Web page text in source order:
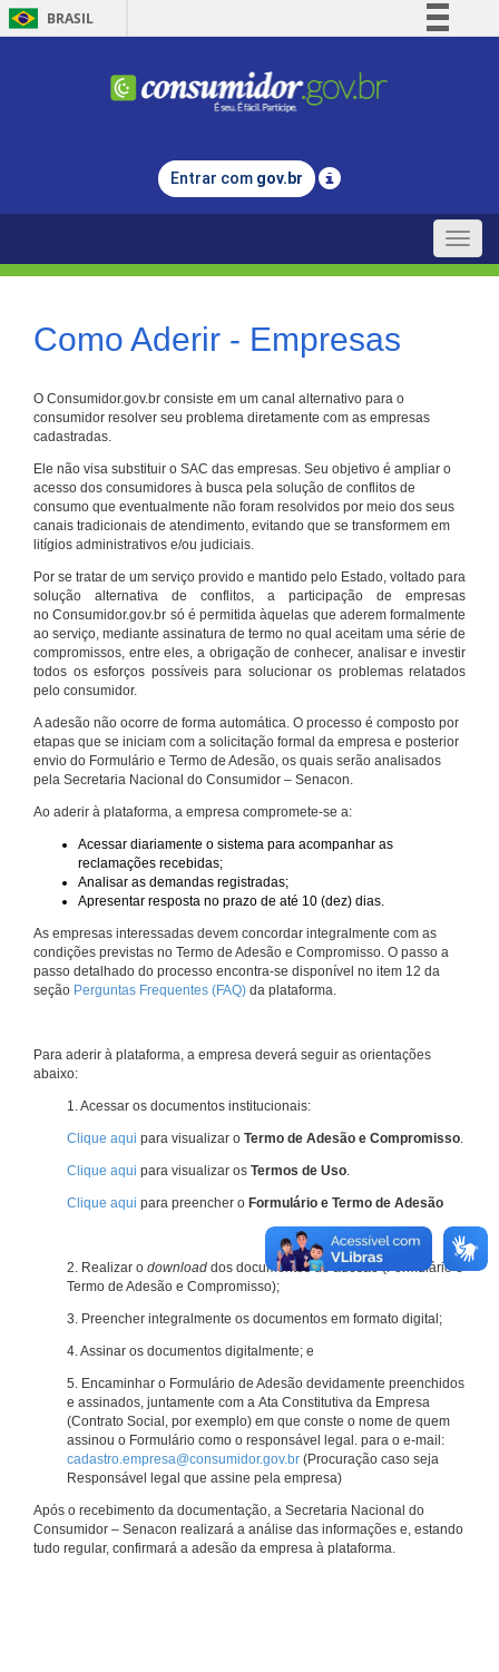
BRASIL
Comunica BR
Legislação
Entrar com gov.br
Toggle
Como Aderir - Empresas
O Consumidor.gov.br consiste em um canal alternativo para o
consumidor resolver seu problema diretamente com as empresas
cadastradas.
Ele não visa substituir o SAC das empresas. Seu objetivo é ampliar o
acesso dos consumidores à busca pela solução de conflitos de
consumo que eventualmente não foram resolvidos por meio dos seus
canais tradicionais de atendimento, evitando que se transformem em
litígios administrativos e/ou judiciais.
Por se tratar de um serviço provido e mantido pelo Estado, voltado para
solução alternativa de conflitos, a participação de empresas
no Consumidor.gov.br só é permitida àquelas que aderem formalmente
ao serviço, mediante assinatura de termo no qual aceitam uma série de
compromissos, entre eles, a obrigação de conhecer, analisar e investir
todos os esforços possíveis para solucionar os problemas relatados
pelo consumidor.
A adesão não ocorre de forma automática. O processo é composto por
etapas que se iniciam com a solicitação formal da empresa e posterior
envio do Formulário e Termo de Adesão, os quais serão analisados
pela Secretaria Nacional do Consumidor – Senacon.
Ao aderir à plataforma, a empresa compromete-se a:
Acessar diariamente o sistema para acompanhar as
reclamações recebidas;
Analisar as demandas registradas;
Apresentar resposta no prazo de até 10 (dez) dias.
As empresas interessadas devem concordar integralmente com as
condições previstas no Termo de Adesão e Compromisso. O passo a
passo detalhado do processo encontra-se disponível no item 12 da
seção Perguntas Frequentes (FAQ) da plataforma.
Para aderir à plataforma, a empresa deverá seguir as orientações
abaixo:
1. Acessar os documentos institucionais:
Clique aqui para visualizar o Termo de Adesão e Compromisso.
Clique aqui para visualizar os Termos de Uso.
Clique aqui para preencher o Formulário e Termo de Adesão
2. Realizar o download dos documentos de adesão (Formulário e
Termo de Adesão e Compromisso);
3. Preencher integralmente os documentos em formato digital;
4. Assinar os documentos digitalmente; e
5. Encaminhar o Formulário de Adesão devidamente preenchidos
e assinados, juntamente com a Ata Constitutiva da Empresa
(Contrato Social, por exemplo) em que conste o nome de quem
assinou o Formulário como o responsável legal. para o e-mail:
cadastro.empresa@consumidor.gov.br (Procuração caso seja
Responsável legal que assine pela empresa)
Após o recebimento da documentação, a Secretaria Nacional do
Consumidor – Senacon realizará a análise das informações e, estando
tudo regular, confirmará a adesão da empresa à plataforma.